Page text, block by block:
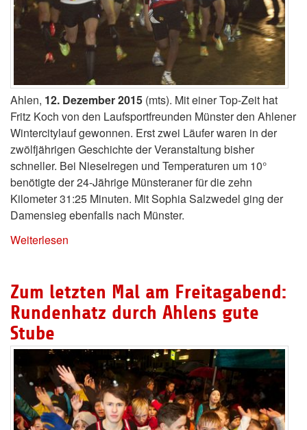
Ahlen, 12. Dezember 2015 (mts). Mit einer Top-Zeit hat
Fritz Koch von den Laufsportfreunden Münster den Ahlener
Wintercitylauf gewonnen. Erst zwei Läufer waren in der
zwölfjährigen Geschichte der Veranstaltung bisher
schneller. Bei Nieselregen und Temperaturen um 10°
benötigte der 24-Jährige Münsteraner für die zehn
Kilometer 31:25 Minuten. Mit Sophia Salzwedel ging der
Damensieg ebenfalls nach Münster.
Weiterlesen
Zum letzten Mal am Freitagabend:
Rundenhatz durch Ahlens gute
Stube